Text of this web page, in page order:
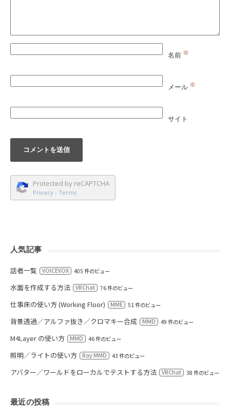
名前 ※
メール ※
サイト
Protected by reCAPTCHA
Privacy - Terms
人気記事
話者一覧 VOICEVOX 405 件のビュー
水面を作成する方法 VRChat 76 件のビュー
仕事床の使い方 (Working Floor) MME 51 件のビュー
背景透過／アルファ抜き／クロマキー合成 MMD 49 件のビュー
M4Layer の使い方 MMD 46 件のビュー
照明／ライトの使い方 Ray MMD 43 件のビュー
アバター／ワールドをローカルでテストする方法 VRChat 38 件のビュー
最近の投稿